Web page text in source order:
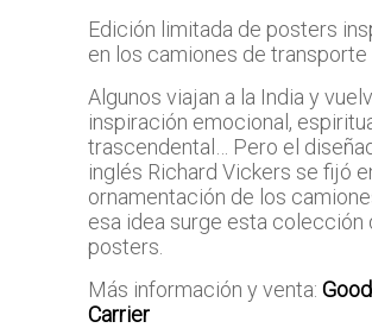
Edición limitada de posters
en los camiones de transporte
Algunos viajan a la India y
inspiración emocional,
trascendental… Pero el
inglés Richard Vickers se fijó
ornamentación de los
esa idea surge esta colección
posters.
Más información y venta:
Carrier